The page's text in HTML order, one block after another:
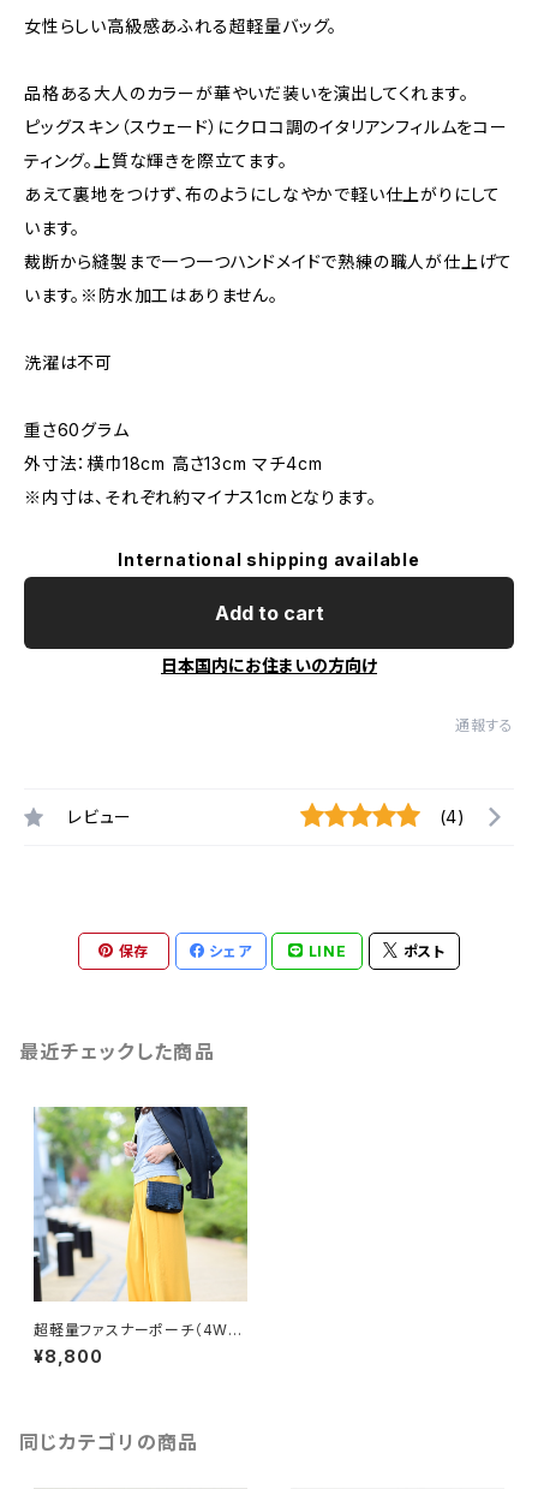
女性らしい高級感あふれる超軽量バッグ。
品格ある大人のカラーが華やいだ装いを演出してくれます。
ピッグスキン（スウェード）にクロコ調のイタリアンフィルムをコー
ティング。上質な輝きを際立てます。
あえて裏地をつけず、布のようにしなやかで軽い仕上がりにして
います。
裁断から縫製まで一つ一つハンドメイドで熟練の職人が仕上げて
います。※防水加工はありません。
洗濯は不可
重さ60グラム
外寸法：横巾18cm 高さ13cm マチ4cm
※内寸は、それぞれ約マイナス1cmとなります。
International shipping available
Add to cart
日本国内にお住まいの方向け
通報する
レビュー (4)
保存 シェア LINE ポスト
最近チェックした商品
超軽量ファスナーポーチ（4WA
Y） ブラック
¥8,800
同じカテゴリの商品